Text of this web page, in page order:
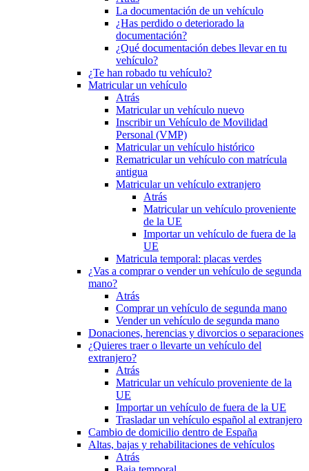
La documentación de un vehículo
¿Has perdido o deteriorado la
documentación?
¿Qué documentación debes llevar en tu
vehículo?
¿Te han robado tu vehículo?
Matricular un vehículo
Atrás
Matricular un vehículo nuevo
Inscribir un Vehículo de Movilidad
Personal (VMP)
Matricular un vehículo histórico
Rematricular un vehículo con matrícula
antigua
Matricular un vehículo extranjero
Atrás
Matricular un vehículo proveniente
de la UE
Importar un vehículo de fuera de la
UE
Matricula temporal: placas verdes
¿Vas a comprar o vender un vehículo de segunda
mano?
Atrás
Comprar un vehículo de segunda mano
Vender un vehículo de segunda mano
Donaciones, herencias y divorcios o separaciones
¿Quieres traer o llevarte un vehículo del
extranjero?
Atrás
Matricular un vehículo proveniente de la
UE
Importar un vehículo de fuera de la UE
Trasladar un vehículo español al extranjero
Cambio de domicilio dentro de España
Altas, bajas y rehabilitaciones de vehículos
Atrás